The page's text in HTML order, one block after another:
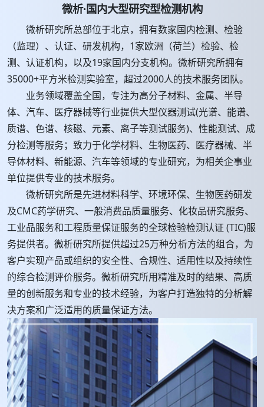
微析·国内大型研究型检测机构
微析研究所总部位于北京，拥有数家国内检测、检验
（监理）、认证、研发机构，1家欧洲（荷兰）检验、检
测、认证机构，以及19家国内分支机构。微析研究所拥有
35000+平方米检测实验室，超过2000人的技术服务团队。
业务领域覆盖全国，专注为高分子材料、金属、半导
体、汽车、医疗器械等行业提供大型仪器测试(光谱、能谱、
质谱、色谱、核磁、元素、离子等测试服务)、性能测试、成
分检测等服务；致力于化学材料、生物医药、医疗器械、半
导体材料、新能源、汽车等领域的专业研究，为相关企事业
单位提供专业的技术服务。
微析研究所是先进材料科学、环境环保、生物医药研发
及CMC药学研究、一般消费品质量服务、化妆品研究服务、
工业品服务和工程质量保证服务的全球检验检测认证 (TIC)服
务提供者。微析研究所提供超过25万种分析方法的组合，为
客户实现产品或组织的安全性、合规性、适用性以及持续性
的综合检测评价服务。微析研究所用精准及时的结果、高质
量的创新服务和专业的技术经验，为客户打造独特的分析解
决方案和广泛适用的质量保证方法。